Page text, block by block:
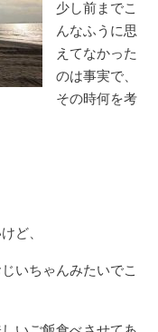
少し前までこ
んなふうに思
えてなかった
のは事実で、
その時何を考
ど、
いちゃんみたいでこ